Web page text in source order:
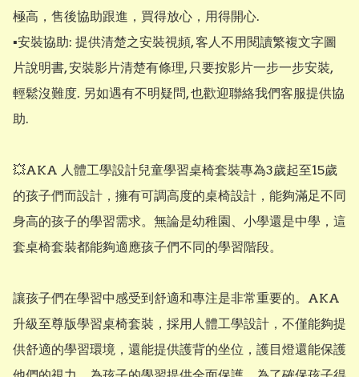
極高，售後協助跟進，買得放心，用得開心.
▪︎安裝協助: 提供清楚之安裝視頻, 客人不用閱讀繁複文字圖
片說明書, 安裝影片清楚有條理, 只要按影片一步一步安裝,
輕鬆沒難度. 另如遇有不明疑問, 也歡迎聯絡我們客服提供協
助.
💥AKA 人體工學設計兒童學習桌椅套裝專為3歲起至15歲
的孩子們而設計，擁有可調高度的桌椅設計，能夠滿足不同
身高的孩子的學習需求。無論是幼稚園、小學還是中學，這
套桌椅套裝都能夠適應孩子們不同的學習階段。
讓孩子們在學習中感受到舒適和專注是非常重要的。AKA
升級至尊版學習桌椅套裝，採用人體工學設計，不僅能夠提
供舒適的學習環境，還能提供護背的坐位，護目燈還能保護